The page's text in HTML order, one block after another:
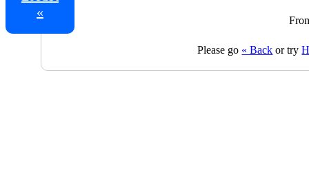
«
Please go « Back or try